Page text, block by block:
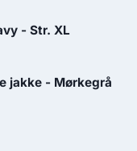
- Str. XL
jakke - Mørkegrå